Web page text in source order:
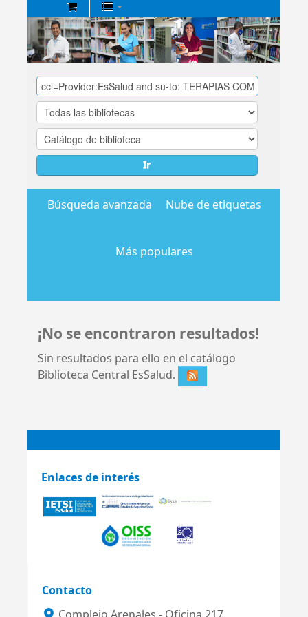
Biblioteca
Central
EsSalud
Ir
Búsqueda avanzada Nube de etiquetas
Más populares
¡No se encontraron resultados!
Sin resultados para ello en el catálogo
Biblioteca Central EsSalud.
Enlaces de interés
Contacto